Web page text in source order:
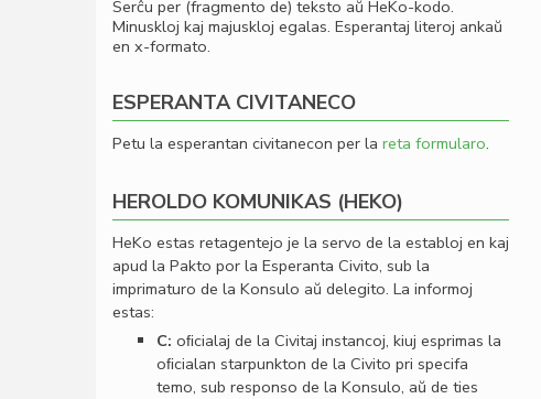
Serĉu per (fragmento de) teksto aŭ HeKo-kodo.
Minuskloj kaj majuskloj egalas. Esperantaj literoj ankaŭ
en x-formato.
ESPERANTA CIVITANECO
Petu la esperantan civitanecon per la reta formularo.
HEROLDO KOMUNIKAS (HEKO)
HeKo estas retagentejo je la servo de la establoj en kaj
apud la Pakto por la Esperanta Civito, sub la
imprimaturo de la Konsulo aŭ delegito. La informoj
estas:
C: oﬁcialaj de la Civitaj instancoj, kiuj esprimas la
oﬁcialan starpunkton de la Civito pri specifa
temo, sub responso de la Konsulo, aŭ de ties